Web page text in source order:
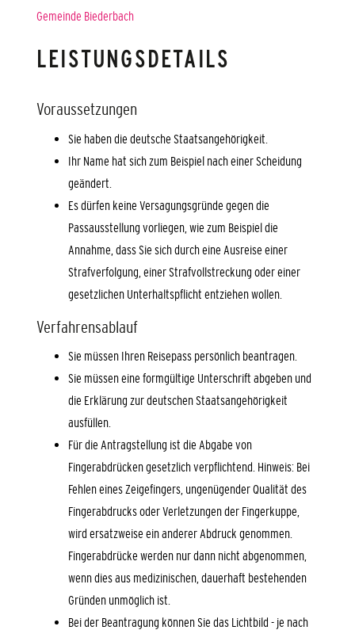
Gemeinde Biederbach
LEISTUNGSDETAILS
Voraussetzungen
Sie haben die deutsche Staatsangehörigkeit.
Ihr Name hat sich zum Beispiel nach einer Scheidung
geändert.
Es dürfen keine Versagungsgründe gegen die
Passausstellung vorliegen, wie zum Beispiel die
Annahme, dass Sie sich durch eine Ausreise einer
Strafverfolgung, einer Strafvollstreckung oder einer
gesetzlichen Unterhaltspflicht entziehen wollen.
Verfahrensablauf
Sie müssen Ihren Reisepass persönlich beantragen.
Sie müssen eine formgültige Unterschrift abgeben und
die Erklärung zur deutschen Staatsangehörigkeit
ausfüllen.
Für die Antragstellung ist die Abgabe von
Fingerabdrücken gesetzlich verpflichtend. Hinweis: Bei
Fehlen eines Zeigefingers, ungenügender Qualität des
Fingerabdrucks oder Verletzungen der Fingerkuppe,
wird ersatzweise ein anderer Abdruck genommen.
Fingerabdrücke werden nur dann nicht abgenommen,
wenn dies aus medizinischen, dauerhaft bestehenden
Gründen unmöglich ist.
Bei der Beantragung können Sie das Lichtbild - je nach